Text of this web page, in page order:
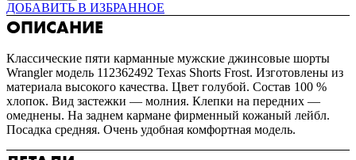
ДОБАВИТЬ В ИЗБРАННОЕ
ОПИСАНИЕ
Классические пяти карманные мужские джинсовые шорты
Wrangler модель 112362492 Texas Shorts Frost. Изготовлены из
материала высокого качества. Цвет голубой. Состав 100 %
хлопок. Вид застежки — молния. Клепки на передних —
омеднены. На заднем кармане фирменный кожаный лейбл.
Посадка средняя. Очень удобная комфортная модель.